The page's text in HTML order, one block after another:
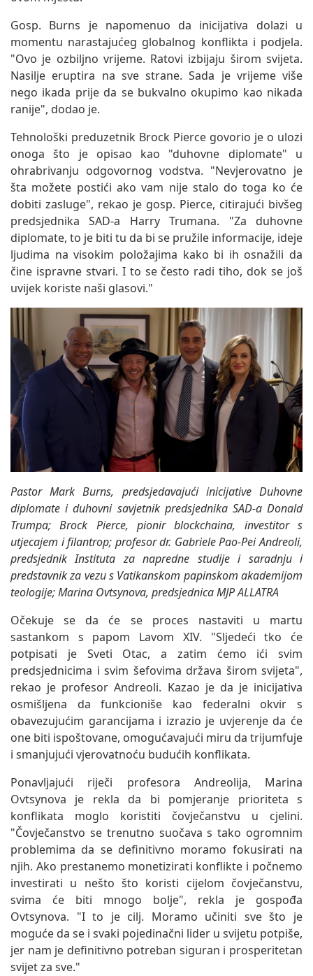
Gosp. Burns je napomenuo da inicijativa dolazi u
momentu narastajućeg globalnog konflikta i podjela.
"Ovo je ozbiljno vrijeme. Ratovi izbijaju širom svijeta.
Nasilje eruptira na sve strane. Sada je vrijeme više
nego ikada prije da se bukvalno okupimo kao nikada
ranije", dodao je.
Tehnološki preduzetnik Brock Pierce govorio je o ulozi
onoga što je opisao kao "duhovne diplomate" u
ohrabrivanju odgovornog vodstva. "Nevjerovatno je
šta možete postići ako vam nije stalo do toga ko će
dobiti zasluge", rekao je gosp. Pierce, citirajući bivšeg
predsjednika SAD-a Harry Trumana. "Za duhovne
diplomate, to je biti tu da bi se pružile informacije, ideje
ljudima na visokim položajima kako bi ih osnažili da
čine ispravne stvari. I to se često radi tiho, dok se još
uvijek koriste naši glasovi."
Pastor Mark Burns, predsjedavajući inicijative Duhovne
diplomate i duhovni savjetnik predsjednika SAD-a Donald
Trumpa; Brock Pierce, pionir blockchaina, investitor s
utjecajem i filantrop; profesor dr. Gabriele Pao-Pei Andreoli,
predsjednik Instituta za napredne studije i saradnju i
predstavnik za vezu s Vatikanskom papinskom akademijom
teologije; Marina Ovtsynova, predsjednica MJP ALLATRA
Očekuje se da će se proces nastaviti u martu
sastankom s papom Lavom XIV. "Sljedeći tko će
potpisati je Sveti Otac, a zatim ćemo ići svim
predsjednicima i svim šefovima država širom svijeta",
rekao je profesor Andreoli. Kazao je da je inicijativa
osmišljena da funkcioniše kao federalni okvir s
obavezujućim garancijama i izrazio je uvjerenje da će
one biti ispoštovane, omogućavajući miru da trijumfuje
i smanjujući vjerovatnoću budućih konflikata.
Ponavljajući riječi profesora Andreolija, Marina
Ovtsynova je rekla da bi pomjeranje prioriteta s
konflikata moglo koristiti čovječanstvu u cjelini.
"Čovječanstvo se trenutno suočava s tako ogromnim
problemima da se definitivno moramo fokusirati na
njih. Ako prestanemo monetizirati konflikte i počnemo
investirati u nešto što koristi cijelom čovječanstvu,
svima će biti mnogo bolje", rekla je gospođa
Ovtsynova. "I to je cilj. Moramo učiniti sve što je
moguće da se i svaki pojedinačni lider u svijetu potpiše,
jer nam je definitivno potreban siguran i prosperitetan
svijet za sve."